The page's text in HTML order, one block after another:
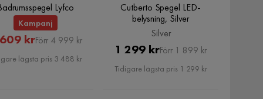
Lyfco
Kampanj
Rabatterat
Pris
krOriginal
Pris
Förr 4 999 kr
lägsta pris 3 488 kr
Cutberto Spegel LED-
belysning, Silver
Silver
Pris
1 299 krOriginal
Pris
Förr 1 899 kr
Tidigare lägsta pris 1 299 kr